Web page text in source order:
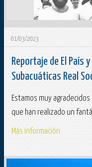
01/03/2023
Reportaje de El País
Subacuáticas Real
Estamos muy agradecidos
que han realizado un
Más información